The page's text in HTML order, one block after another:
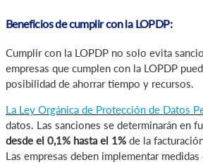
Beneficios de cumplir con la LOPDP:
Cumplir con la LOPDP no solo evita
empresas que cumplen con la LOPDP
posibilidad de ahorrar tiempo y recursos.
La Ley Orgánica de Protección de Datos
datos. Las sanciones se determinarán en
desde el 0,1% hasta el 1% de la
Las empresas deben implementar